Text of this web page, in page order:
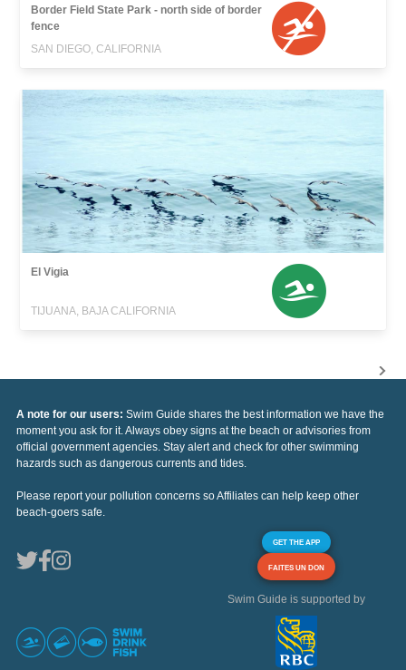
Border Field State Park - north side of border
fence
SAN DIEGO, CALIFORNIA
El Vigia
TIJUANA, BAJA CALIFORNIA
A note for our users: Swim Guide shares the best information we have the
moment you ask for it. Always obey signs at the beach or advisories from
official government agencies. Stay alert and check for other swimming
hazards such as dangerous currents and tides.
Please report your pollution concerns so Affiliates can help keep other
beach-goers safe.
GET THE APP
FAITES UN DON
Swim Guide is supported by